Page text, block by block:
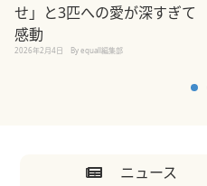
せ」と3匹への愛が深すぎて
感動
2026年2月4日 By equall編集部
ニュース